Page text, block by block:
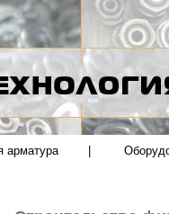
арматура